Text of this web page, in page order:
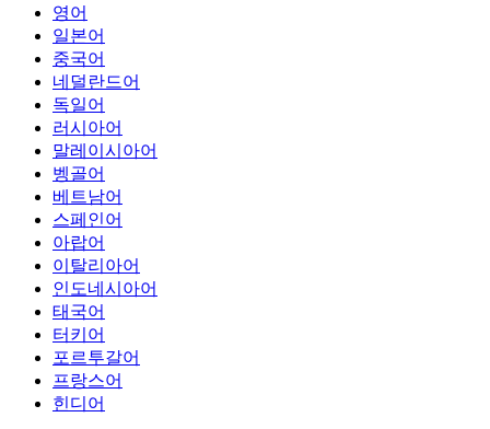
영어
일본어
중국어
네덜란드어
독일어
러시아어
말레이시아어
벵골어
베트남어
스페인어
아랍어
이탈리아어
인도네시아어
태국어
터키어
포르투갈어
프랑스어
힌디어